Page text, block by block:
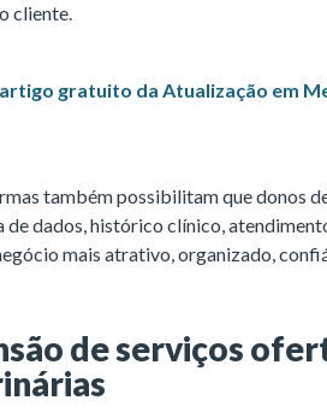
cliente.
gratuito da Atualização em
também possibilitam que donos
de dados, histórico clínico,
mais atrativo, organizado,
de serviços